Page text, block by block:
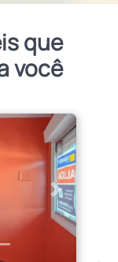
que
você
Próximo